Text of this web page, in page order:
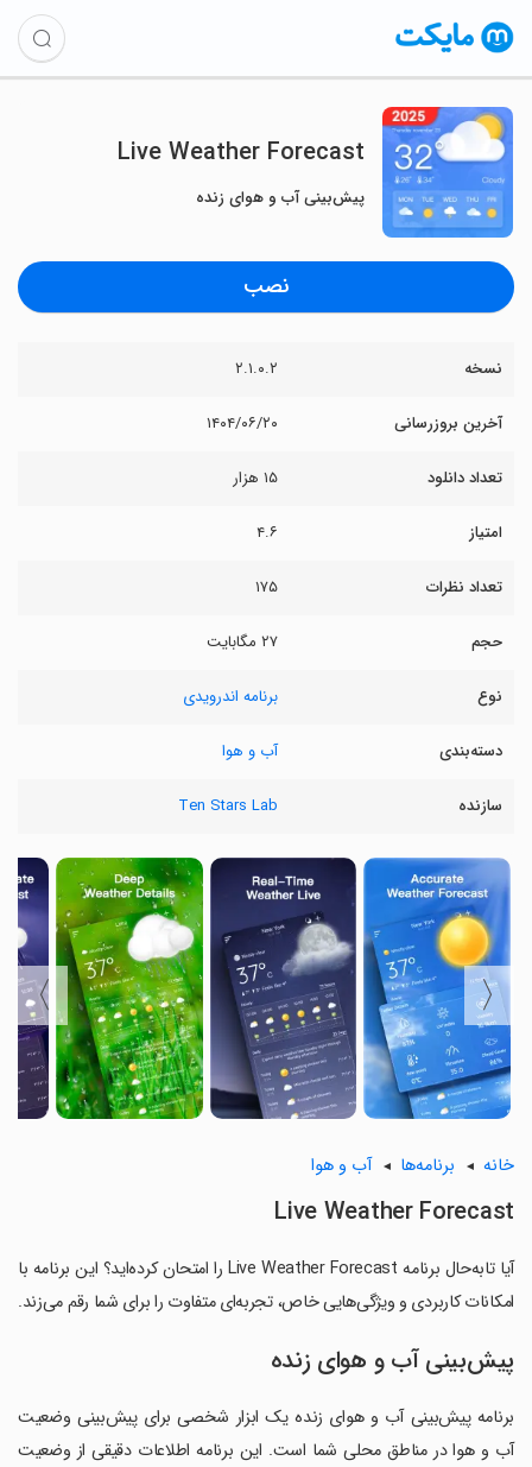
Live Weather Forecast
پیش‌بینی آب و هوای زنده
نصب
نسخه ۲.۱.۰.۲
آخرین بروزرسانی ۱۴۰۴/۰۶/۲۰
تعداد دانلود ۱۵ هزار
امتیاز ۴.۶
تعداد نظرات ۱۷۵
حجم ۲۷ مگابایت
نوع برنامه اندرویدی
دسته‌بندی آب و هوا
سازنده Ten Stars Lab
〈
〉
خانه برنامه‌ها آب و هوا
Live Weather Forecast
آیا تابه‌حال برنامه Live Weather Forecast را امتحان کرده‌اید؟ این برنامه با
امکانات کاربردی و ویژگی‌هایی خاص، تجربه‌ای متفاوت را برای شما رقم می‌زند.
پیش‌بینی آب و هوای زنده
برنامه پیش‌بینی آب و هوای زنده یک ابزار شخصی برای پیش‌بینی وضعیت
آب و هوا در مناطق محلی شما است. این برنامه اطلاعات دقیقی از وضعیت